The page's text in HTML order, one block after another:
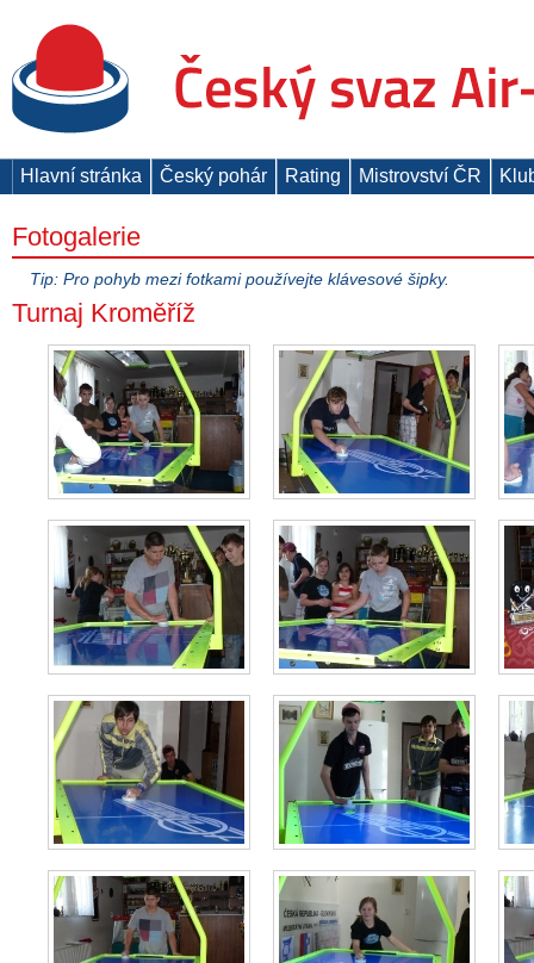
Hlavní stránka Český pohár Rating Mistrovství ČR
Fotogalerie
Tip: Pro pohyb mezi fotkami používejte klávesové šipky.
Turnaj Kroměříž